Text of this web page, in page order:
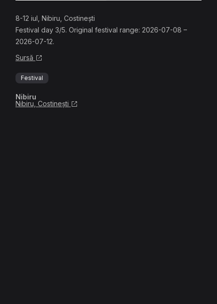
8-12 iul, Nibiru, Costinești
Festival day 3/5. Original festival range: 2026-07-08 –
2026-07-12.
Sursă
Festival
Nibiru
Nibiru, Costinești